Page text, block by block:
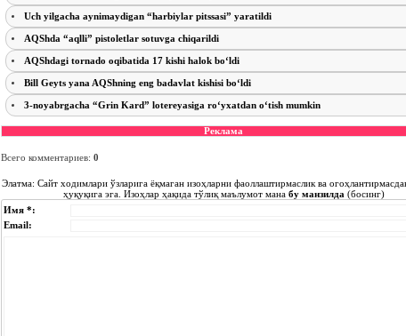
Uch yilgacha aynimaydigan “harbiylar pitssasi” yaratildi
AQShda “aqlli” pistoletlar sotuvga chiqarildi
AQShdagi tornado oqibatida 17 kishi halok bo‘ldi
Bill Geyts yana AQShning eng badavlat kishisi bo‘ldi
3-noyabrgacha “Grin Kard” lotereyasiga ro‘yxatdan o‘tish mumkin
Реклама
Всего комментариев: 0
Элатма: Сайт ходимлари ўзларига ёқмаган изоҳларни фаоллаштирмаслик ва
ҳуқуқига эга. Изоҳлар ҳақида тўлиқ маълумот манабу манзилда (босинг)
Имя *:
Email: